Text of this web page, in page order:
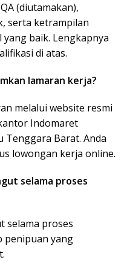
(diutamakan),
serta ketrampilan
baik. Lengkapnya
di atas.
lamaran kerja?
melalui website resmi
Indomaret
Tenggara Barat. Anda
lowongan kerja online.
selama proses
selama proses
penipuan yang